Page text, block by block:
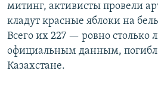
митинг, активисты провели
кладут красные яблоки на
Всего их 227 — ровно столько
официальным данным,
Казахстане.